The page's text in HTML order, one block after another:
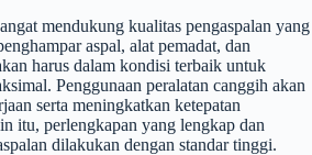
mendukung kualitas pengaspalan yang
aspal, alat pemadat, dan
harus dalam kondisi terbaik untuk
Penggunaan peralatan canggih akan
serta meningkatkan ketepatan
itu, perlengkapan yang lengkap dan
dilakukan dengan standar tinggi.